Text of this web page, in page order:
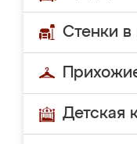
Стенки в
Детская